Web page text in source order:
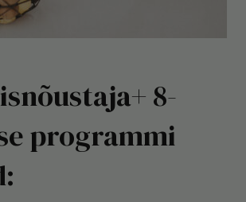
8-
programmi